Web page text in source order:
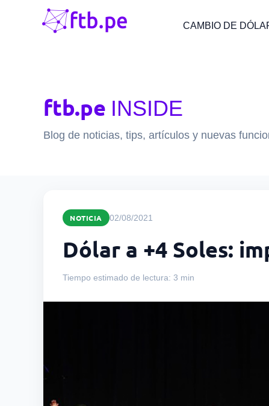
CAMBIO DE
ftb.pe INSIDE
Blog de noticias, tips, artículos y nuevas
NOTICIA 02/08/2021
Dólar a +4 Soles:
Tiempo estimado de lectura: 3 min